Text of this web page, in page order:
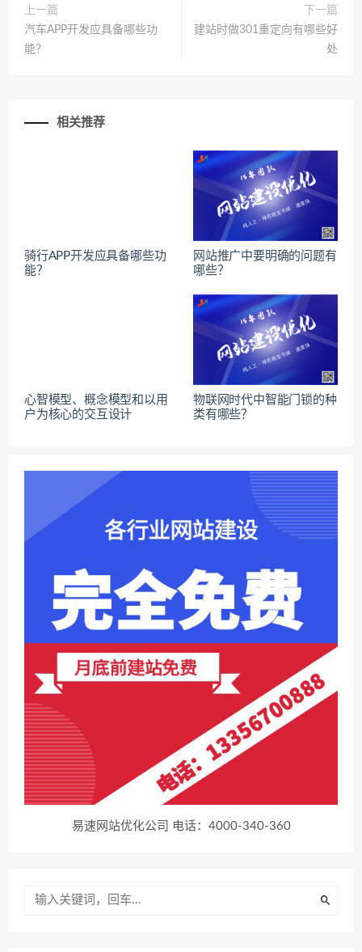
上一篇
汽车APP开发应具备哪些功
能？
下一篇
建站时做301重定向有哪些好
处
相关推荐
骑行APP开发应具备哪些功
能？
网站推广中要明确的问题有
哪些？
心智模型、概念模型和以用
户为核心的交互设计
物联网时代中智能门锁的种
类有哪些？
易速网站优化公司 电话：4000-340-360